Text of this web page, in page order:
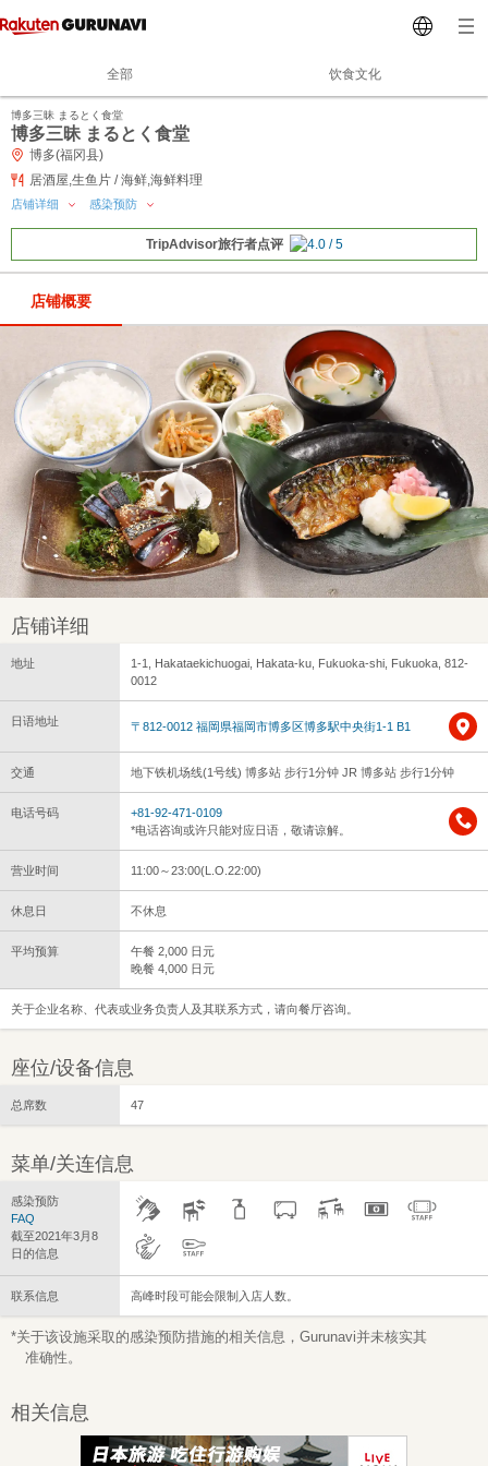
全部 饮食文化
博多三昧 まるとく食堂
博多三昧 まるとく食堂
博多(福冈县)
居酒屋,生鱼片 / 海鲜,海鲜料理
店铺详细 感染预防
TripAdvisor旅行者点评
店铺概要
店铺详细
地址
1-1, Hakataekichuogai, Hakata-ku, Fukuoka-shi, Fukuoka, 812-
0012
日语地址 〒812-0012 福岡県福岡市博多区博多駅中央街1-1 B1
交通 地下铁机场线(1号线) 博多站 步行1分钟 JR 博多站 步行1分钟
电话号码
+81-92-471-0109
*电话咨询或许只能对应日语，敬请谅解。
营业时间 11:00～23:00(L.O.22:00)
休息日 不休息
平均预算
午餐 2,000 日元
晚餐 4,000 日元
关于企业名称、代表或业务负责人及其联系方式，请向餐厅咨询。
座位/设备信息
总席数 47
菜单/关连信息
感染预防
FAQ
截至2021年3月8
日的信息
联系信息 高峰时段可能会限制入店人数。
*关于该设施采取的感染预防措施的相关信息，Gurunavi并未核实其
准确性。
相关信息